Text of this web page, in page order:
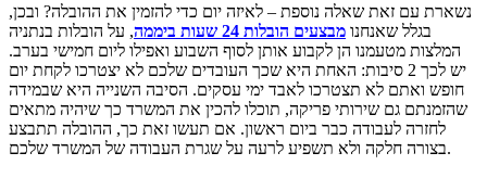
נשארת עם זאת שאלה נוספת – לאיזה יום כדי להזמין את ההובלה? ובכן,
בגלל שאנחנו מבצעים הובלות 24 שעות ביממה
, על הובלות בנתניה
המלצות מטעמנו הן לקבוע אותן לסוף השבוע ואפילו ליום חמישי בערב.
יש לכך 2 סיבות: האחת היא שכך העובדים שלכם לא יצטרכו לקחת יום
חופש ואתם לא תצטרכו לאבד ימי עסקים. הסיבה השנייה היא שבמידה
שהזמנתם גם שירותי פריקה, תוכלו להכין את המשרד כך שיהיה מתאים
לחזרה לעבודה כבר ביום ראשון. אם תעשו זאת כך, ההובלה תתבצע
בצורה חלקה ולא תשפיע לרעה על שגרת העבודה של המשרד שלכם.